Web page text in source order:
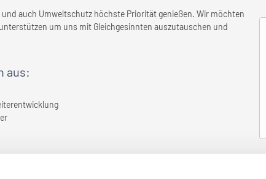
auch Umweltschutz höchste Priorität genießen. Wir möchten
um uns mit Gleichgesinnten auszutauschen und
aus: